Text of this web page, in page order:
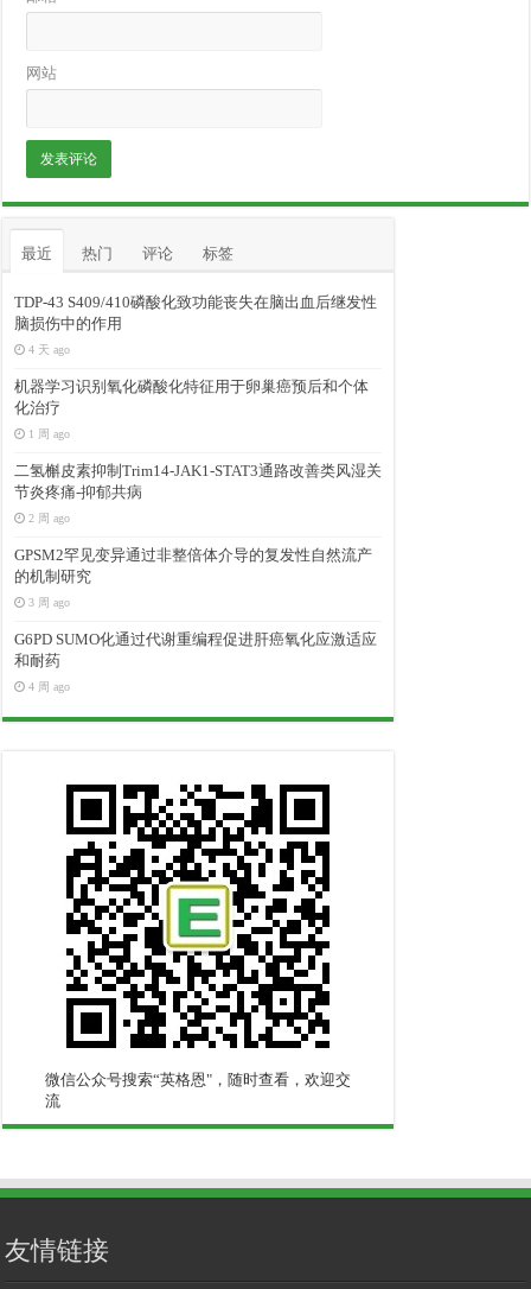
网站
最近 热门 评论 标签
TDP-43 S409/410磷酸化致功能丧失在脑出血后继发性
脑损伤中的作用
4 天 ago
机器学习识别氧化磷酸化特征用于卵巢癌预后和个体
化治疗
1 周 ago
二氢槲皮素抑制Trim14-JAK1-STAT3通路改善类风湿关
节炎疼痛-抑郁共病
2 周 ago
GPSM2罕见变异通过非整倍体介导的复发性自然流产
的机制研究
3 周 ago
G6PD SUMO化通过代谢重编程促进肝癌氧化应激适应
和耐药
4 周 ago
微信公众号搜索“英格恩"，随时查看，欢迎交
流
友情链接